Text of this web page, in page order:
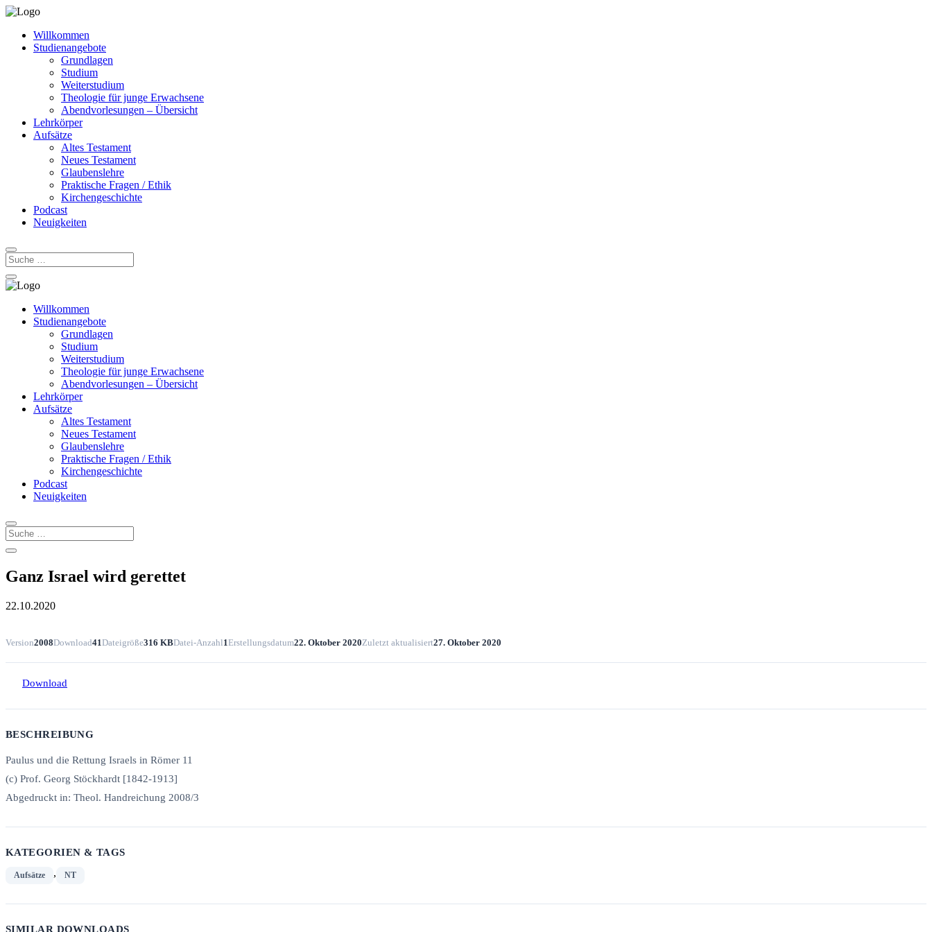
Willkommen
Studienangebote
Grundlagen
Studium
Weiterstudium
Theologie für junge Erwachsene
Abendvorlesungen – Übersicht
Lehrkörper
Aufsätze
Altes Testament
Neues Testament
Glaubenslehre
Praktische Fragen / Ethik
Kirchengeschichte
Podcast
Neuigkeiten
Willkommen
Studienangebote
Grundlagen
Studium
Weiterstudium
Theologie für junge Erwachsene
Abendvorlesungen – Übersicht
Lehrkörper
Aufsätze
Altes Testament
Neues Testament
Glaubenslehre
Praktische Fragen / Ethik
Kirchengeschichte
Podcast
Neuigkeiten
Ganz Israel wird gerettet
22.10.2020
Version2008Download41Dateigröße316 KBDatei-Anzahl1Erstellungsdatum22. Oktober 2020Zuletzt aktualisiert27. Oktober 2020
Download
BESCHREIBUNG
Paulus und die Rettung Israels in Römer 11
(c) Prof. Georg Stöckhardt [1842-1913]
Abgedruckt in: Theol. Handreichung 2008/3
KATEGORIEN & TAGS
Aufsätze , NT
SIMILAR DOWNLOADS